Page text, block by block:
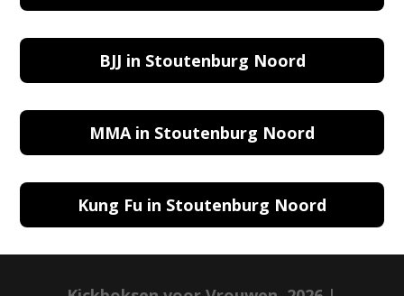
BJJ in Stoutenburg Noord
MMA in Stoutenburg Noord
Kung Fu in Stoutenburg Noord